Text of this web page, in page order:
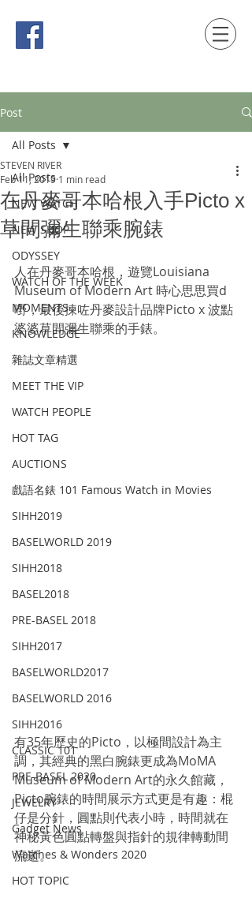
Post
All Posts
NEW WATCH
NEW SHOP
ODYSSEY
WATCH OF THE WEEK
MOMENTS
KNOWLEDGE
雜誌文章精選
MEET THE VIP
WATCH PEOPLE
HOT TAG
AUCTIONS
戲語名錶 101 Famous Watch in Movies
SIHH2019
BASELWORLD 2019
SIHH2018
BASEL2018
PRE-BASEL 2018
SIHH2017
BASELWORLD2017
BASELWORLD 2016
SIHH2016
CLASSIC 101
PRE-BASEL 2020
JEWELRY
Gadget News
Watches & Wonders 2020
HOT TOPIC
All Posts
在丹麥哥本哈根入手Picto x
草間彌生聯乘腕錶
STEVEN RIVER
Feb 11, 2019 1 min read
人在丹麥哥本哈根，遊覽Louisiana
Museum of Modern Art 時心思思買d
嘢，最後揀咗丹麥設計品牌Picto x 波點
婆婆草間彌生聯乘的手錶。
有35年歷史的Picto，以極間設計為主
調，其經典的黑白腕錶更成為MoMA
Museum of Modern Art的永久館藏，
Picto腕錶的時間展示方式更是有趣：棍
仔是分針，圓點則代表小時，時間就在
神秘黃色圓點轉盤與指針的規律轉動間
流逝。